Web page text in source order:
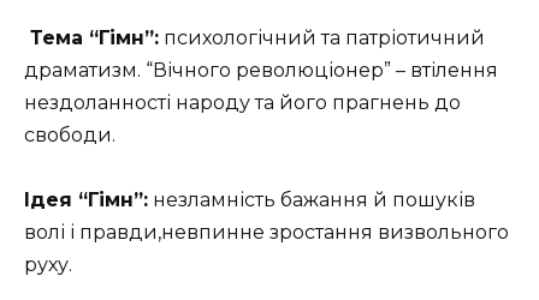
Тема “Гімн”: психологічний та патріотичний
драматизм. “Вічного революціонер” – втілення
нездоланності народу та його прагнень до
свободи.
Ідея “Гімн”: незламність бажання й пошуків
волі і правди,невпинне зростання визвольного
руху.